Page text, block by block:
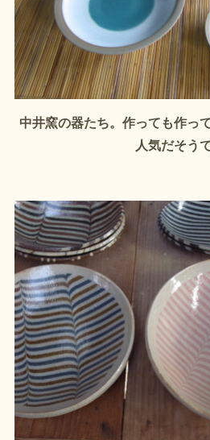
中井窯の器たち。作っても作っ
人気だそう